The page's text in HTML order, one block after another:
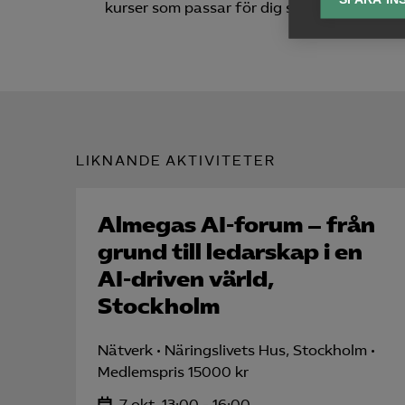

kurser som passar för dig som driver
LIKNANDE AKTIVITETER
Almegas AI-forum – från
grund till ledarskap i en
AI-driven värld,
Stockholm
Nätverk
Näringslivets Hus, Stockholm
Medlemspris 15000 kr